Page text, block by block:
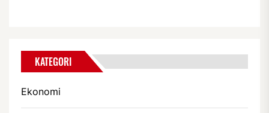
KATEGORI
Ekonomi